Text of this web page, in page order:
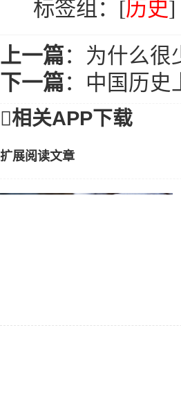
标签组：[历史]
上一篇： 为什么很
下一篇： 中国历史
相关APP下载
扩展阅读文章